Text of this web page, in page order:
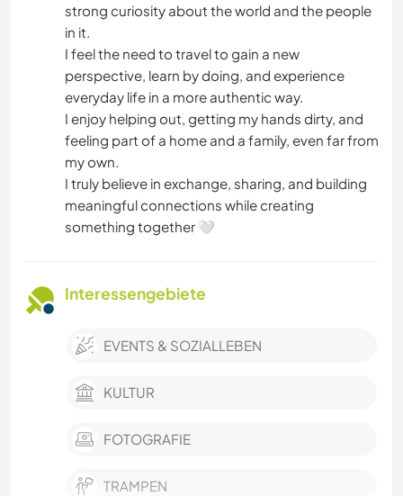
strong curiosity about the world and the people
in it.
I feel the need to travel to gain a new
perspective, learn by doing, and experience
everyday life in a more authentic way.
I enjoy helping out, getting my hands dirty, and
feeling part of a home and a family, even far from
my own.
I truly believe in exchange, sharing, and building
meaningful connections while creating
something together 🤍
Interessengebiete
EVENTS & SOZIALLEBEN
KULTUR
FOTOGRAFIE
TRAMPEN